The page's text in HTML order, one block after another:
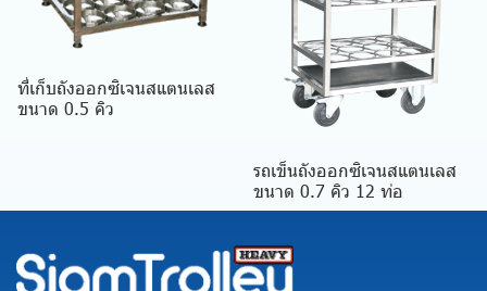
ที่เก็บถังออกซิเจนสแตนเลส
ขนาด 0.5 คิว
รถเข็นถังออกซิเจนสแตนเลส
ขนาด 0.7 คิว 12 ท่อ